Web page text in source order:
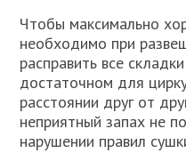
Чтобы максимально
необходимо при
расправить все
достаточном для
расстоянии друг от
неприятный запах не
нарушении правил